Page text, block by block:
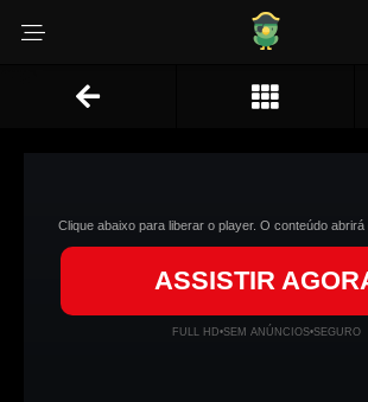
Clique abaixo para liberar o player. O conteúdo abrirá
ASSISTIR
FULL HD•SEM ANÚNCIOS•SEGURO